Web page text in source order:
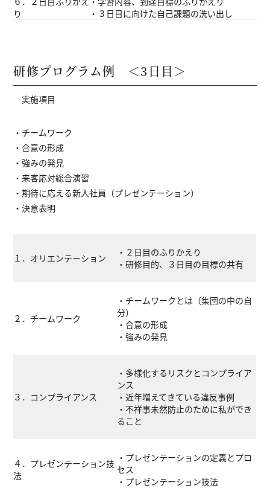
り
・３日目に向けた自己課題の洗い出し
研修プログラム例 ＜3日目＞
実施項目
・チームワーク
・合意の形成
・強みの発見
・来客応対総合演習
・期待に応える新入社員（プレゼンテーション）
・決意表明
１．オリエンテーション
・２日目のふりかえり
・研修目的、３日目の目標の共有
２．チームワーク
・チームワークとは（集団の中の自
分）
・合意の形成
・強みの発見
３．コンプライアンス
・多様化するリスクとコンプライア
ンス
・近年増えてきている違反事例
・不祥事未然防止のために私ができ
ること
４．プレゼンテーション技
法
・プレゼンテーションの定義とプロ
セス
・プレゼンテーション技法